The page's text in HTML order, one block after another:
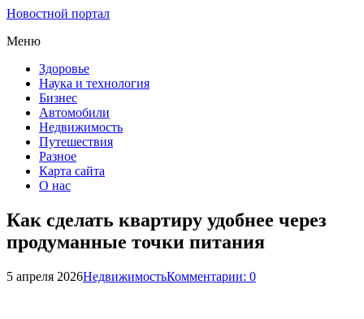
Новостной портал
Меню
Здоровье
Наука и технология
Бизнес
Автомобили
Недвижимость
Путешествия
Разное
Карта сайта
О нас
Как сделать квартиру удобнее через
продуманные точки питания
5 апреля 2026НедвижимостьКомментарии: 0